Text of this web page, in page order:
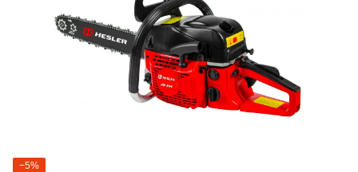
−5%